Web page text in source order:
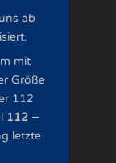
ab
mit
Größe
112
112 –
letzte